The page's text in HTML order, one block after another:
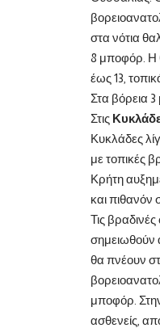
στα νότια
8 μποφόρ. Η
έως 13,
Στα βόρεια
Στις
Κυκλάδες
με τοπικές
Κρήτη
και πιθανόν
Τις
σημειωθούν
θα πνέουν
μποφόρ.
ασθενείς,